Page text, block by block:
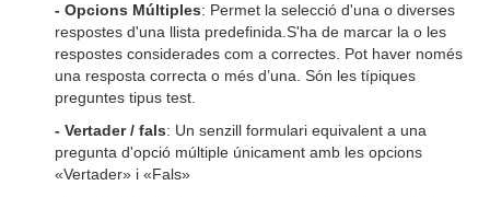
- Opcions Múltiples: Permet la selecció d'una o diverses
respostes d'una llista predefinida.S'ha de marcar la o les
respostes considerades com a correctes. Pot haver només
una resposta correcta o més d’una. Són les típiques
preguntes tipus test.
- Vertader / fals: Un senzill formulari equivalent a una
pregunta d'opció múltiple únicament amb les opcions
«Vertader» i «Fals»